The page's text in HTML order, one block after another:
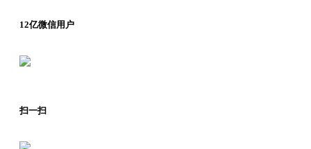
12亿微信用户
扫一扫